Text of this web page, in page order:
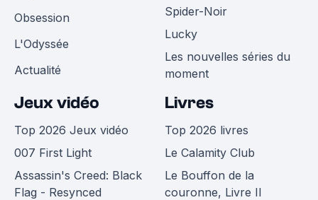
Obsession
L'Odyssée
Actualité
Spider-Noir
Lucky
Les nouvelles séries du
moment
Jeux vidéo
Top 2026 Jeux vidéo
007 First Light
Assassin's Creed: Black
Flag - Resynced
Livres
Top 2026 livres
Le Calamity Club
Le Bouffon de la
couronne, Livre II